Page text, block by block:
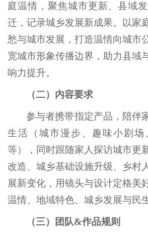
庭温情，聚焦城市更新、县域
迁，记录城乡发展新成果。以家
愁与城市发展，打造温情向城市
宽城市形象传播边界，助力县域
响力提升。
（二）内容要求
参与者携带指定产品，陪伴
生活（城市漫步、趣味小剧场
等），同时跟随家人探访城市更
改造、城乡基础设施升级、乡村
展新变化，用镜头与设计定格美
温情、地域特色、城乡发展与民
（三）团队&作品规则